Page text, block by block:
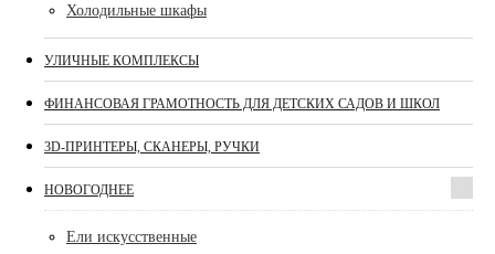
Холодильные шкафы
УЛИЧНЫЕ КОМПЛЕКСЫ
ФИНАНСОВАЯ ГРАМОТНОСТЬ ДЛЯ ДЕТСКИХ САДОВ И ШКОЛ
3D-ПРИНТЕРЫ, СКАНЕРЫ, РУЧКИ
НОВОГОДНЕЕ
Ели искусственные